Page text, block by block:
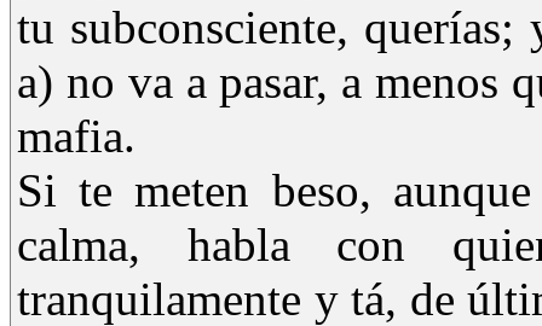
tu subconsciente,
a) no va a pasar, a menos
mafia.
Si te meten beso,
calma, habla con
tranquilamente y tá, de